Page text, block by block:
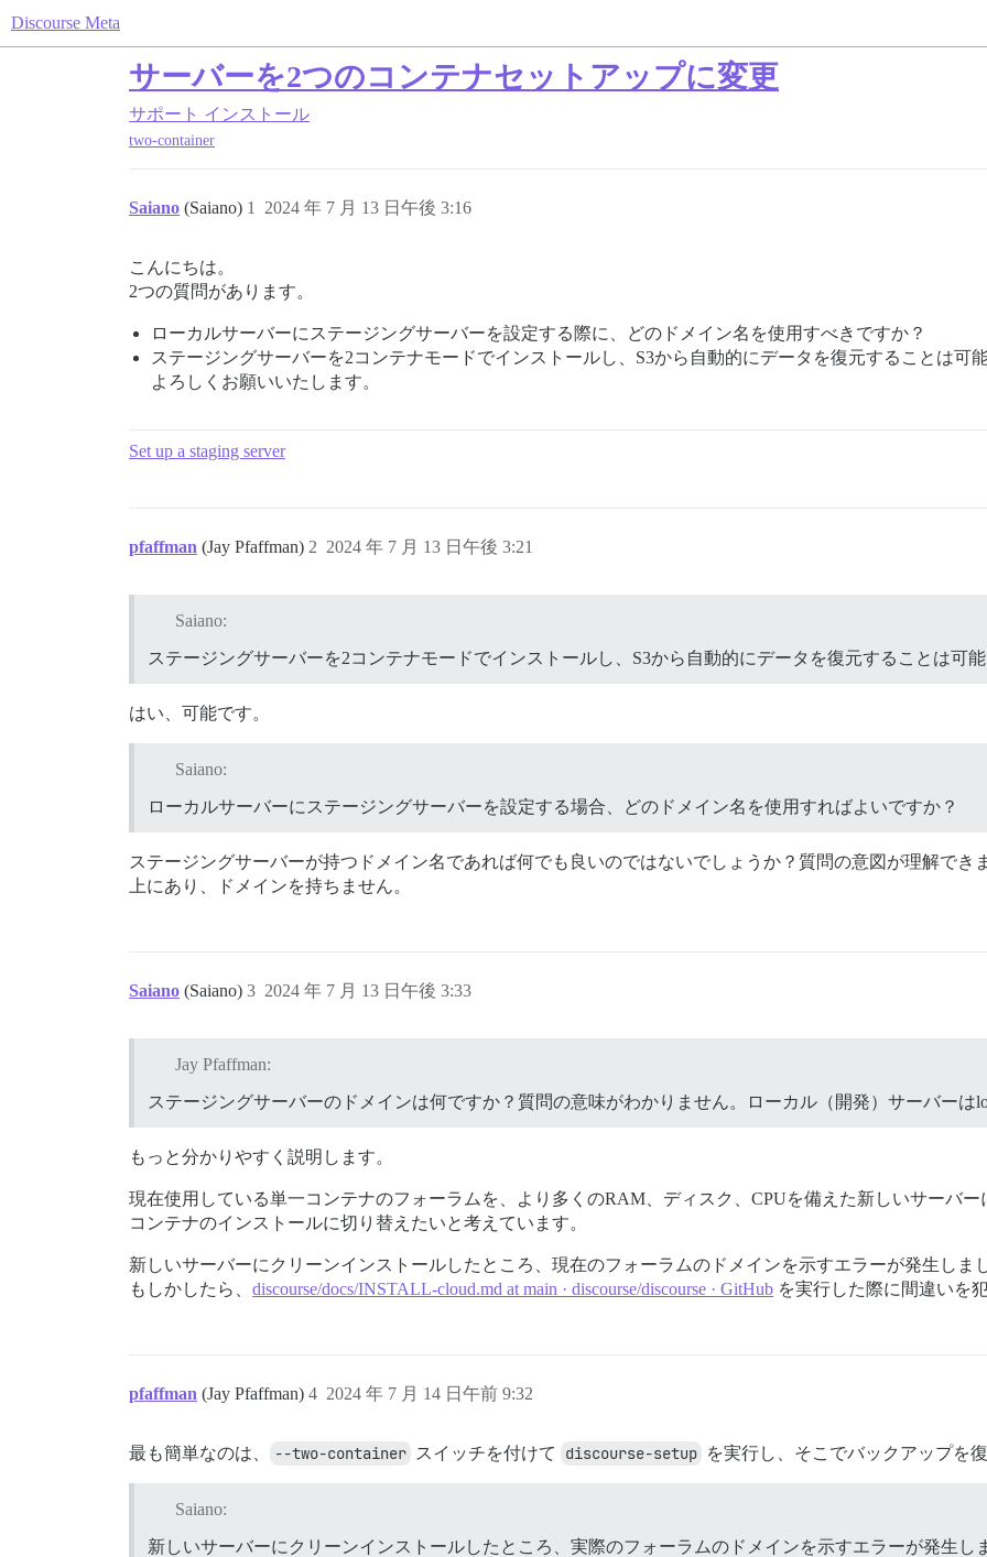
Discourse Meta
サーバーを2つのコンテナセットアップに変更
サポート インストール
two-container
Saiano (Saiano) 2024 年 7 月 13 日午後 3:16
1
こんにちは。
2つの質問があります。
ローカルサーバーにステージングサーバーを設定する際に、どのドメイン名を使用すべきですか？
ステージングサーバーを2コンテナモードでインストールし、S3から自動的にデータを復元することは可
よろしくお願いいたします。
Set up a staging server
pfaffman (Jay Pfaffman) 2024 年 7 月 13 日午後 3:21
2
Saiano:
ステージングサーバーを2コンテナモードでインストールし、S3から自動的にデータを復元することは可
はい、可能です。
Saiano:
ローカルサーバーにステージングサーバーを設定する場合、どのドメイン名を使用すればよいですか？
ステージングサーバーが持つドメイン名であれば何でも良いのではないでしょうか？質問の意図が理解でき
上にあり、ドメインを持ちません。
Saiano (Saiano) 2024 年 7 月 13 日午後 3:33
3
Jay Pfaffman:
ステージングサーバーのドメインは何ですか？質問の意味がわかりません。ローカル（開発）サーバーは
もっと分かりやすく説明します。
現在使用している単一コンテナのフォーラムを、より多くのRAM、ディスク、CPUを備えた新しいサーバ
コンテナのインストールに切り替えたいと考えています。
新しいサーバーにクリーンインストールしたところ、現在のフォーラムのドメインを示すエラーが発生しま
もしかしたら、 discourse/docs/INSTALL-cloud.md at main · discourse/discourse · GitHub を実行した際に間違いを
pfaffman (Jay Pfaffman) 2024 年 7 月 14 日午前 9:32
4
最も簡単なのは、 --two-container スイッチを付けて discourse-setup を実行し、そこでバックアップを
Saiano:
新しいサーバーにクリーンインストールしたところ、実際のフォーラムのドメインを示すエラーが発生し